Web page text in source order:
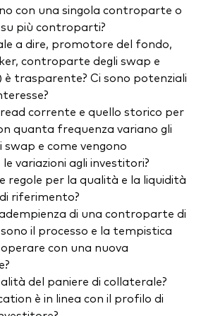
con una singola controparte o
più controparti?
a dire, promotore del fondo,
controparte degli swap e
è trasparente? Ci sono potenziali
corrente e quello storico per
quanta frequenza variano gli
swap e come vengono
variazioni agli investitori?
regole per la qualità e la liquidità
riferimento?
di una controparte di
il processo e la tempistica
con una nuova
del paniere di collaterale?
è in linea con il profilo di